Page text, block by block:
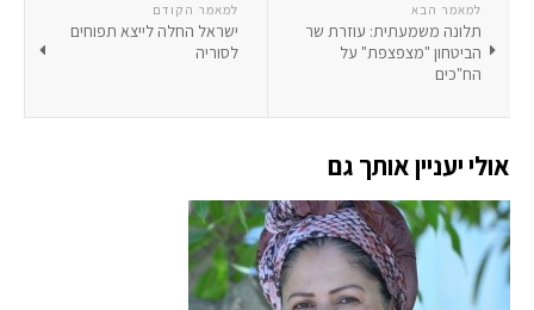
למאמר הקודם
ישראל החלה לייצא תפוחים
לסוריה
למאמר הבא
תלונה משמעתית: עוזרת שר
הביטחון "מצפצפת" על
הח"כים
אולי יעניין אותך גם